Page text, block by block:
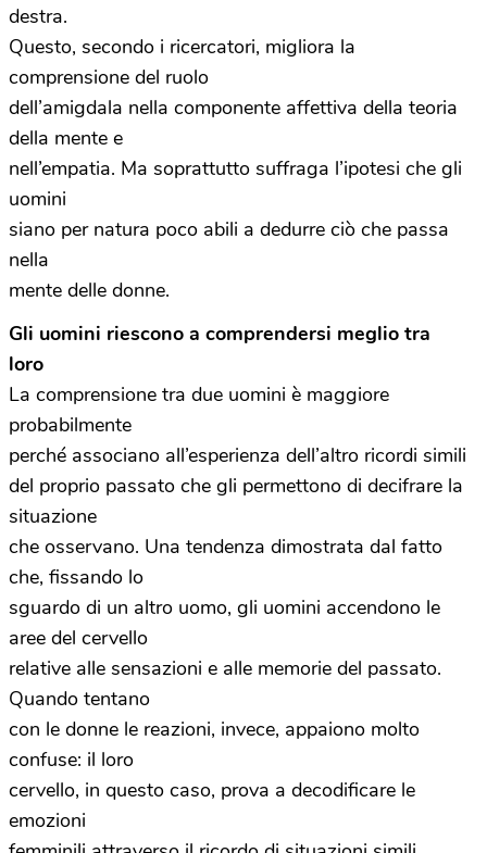
destra.
Questo, secondo i ricercatori, migliora la
comprensione del ruolo
dell’amigdala nella componente affettiva della teoria
della mente e
nell’empatia. Ma soprattutto suffraga l’ipotesi che gli
uomini
siano per natura poco abili a dedurre ciò che passa
nella
mente delle donne.
Gli uomini riescono a comprendersi meglio tra
loro
La comprensione tra due uomini è maggiore
probabilmente
perché associano all’esperienza dell’altro ricordi simili
del proprio passato che gli permettono di decifrare la
situazione
che osservano. Una tendenza dimostrata dal fatto
che, fissando lo
sguardo di un altro uomo, gli uomini accendono le
aree del cervello
relative alle sensazioni e alle memorie del passato.
Quando tentano
con le donne le reazioni, invece, appaiono molto
confuse: il loro
cervello, in questo caso, prova a decodificare le
emozioni